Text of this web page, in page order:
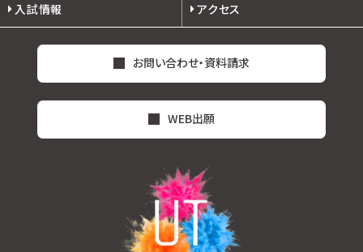
入試情報 アクセス
お問い合わせ・資料請求
WEB出願